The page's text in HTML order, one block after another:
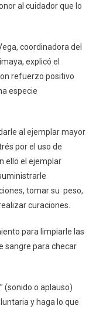
al cuidador que lo
coordinadora del
explicó el
refuerzo positivo
especie
al ejemplar mayor
por el uso de
ello el ejemplar
tomar su peso,
curaciones.
para limpiarle las
sangre para checar
(sonido o aplauso)
y haga lo que